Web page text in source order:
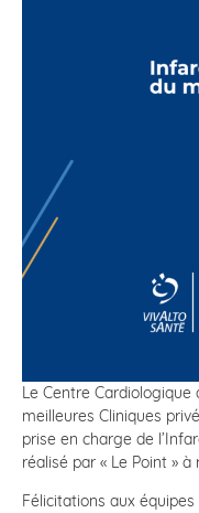
Le Centre Cardiologique
meilleures Cliniques
prise en charge de
réalisé par « Le Point »
Félicitations aux